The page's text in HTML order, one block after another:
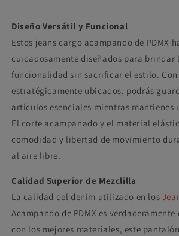
Diseño Versátil y Funcional
Estos jeans cargo acampando de PDMX
cuidadosamente diseñados para brindar
funcionalidad sin sacrificar el estilo.
estratégicamente ubicados, podrás
artículos esenciales mientras mantienes
El corte acampanado y el material
comodidad y libertad de movimiento
al aire libre.
Calidad Superior de Mezclilla
La calidad del denim utilizado en los
Acampando de PDMX es
con los mejores materiales, este